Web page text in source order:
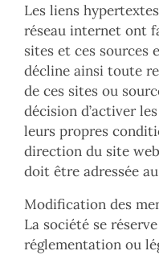
Les liens
réseau internet ont
sites et ces sources
décline ainsi toute
de ces sites ou
décision d’activer
leurs propres
direction du site
doit être adressée
Modification des
La société se
réglementation ou